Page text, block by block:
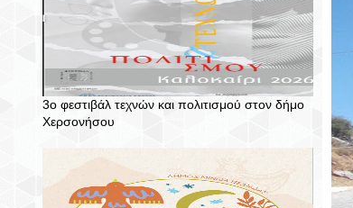
3ο φεστιβάλ τεχνών και πολιτισμού στον δήμο
Χερσονήσου